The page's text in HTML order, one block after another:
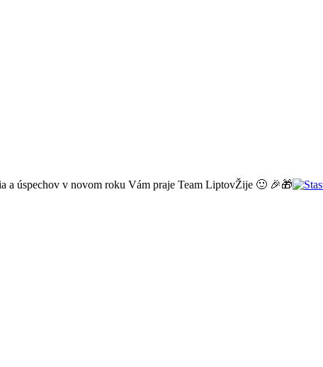
a úspechov v novom roku Vám praje Team LiptovŽije 🙂 🎉🎁